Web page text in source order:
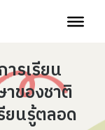
รเรียน
ของชาติ
ยนรู้ตลอด